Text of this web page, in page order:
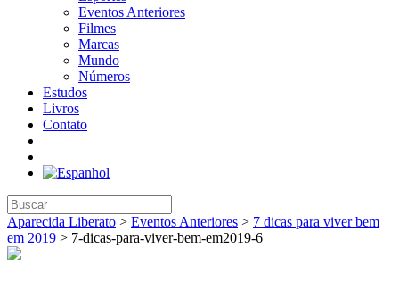
Eventos Anteriores
Filmes
Marcas
Mundo
Números
Estudos
Livros
Contato
Aparecida Liberato > Eventos Anteriores > 7 dicas para viver bem
em 2019 > 7-dicas-para-viver-bem-em2019-6